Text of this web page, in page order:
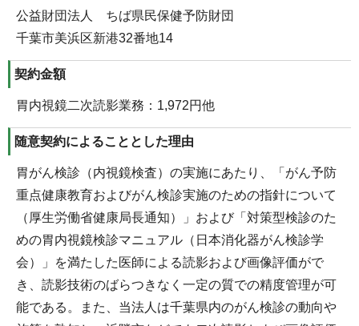
公益財団法人 ちば県民保健予防財団
千葉市美浜区新港32番地14
契約金額
胃内視鏡二次読影業務：1,972円他
随意契約によることとした理由
胃がん検診（内視鏡検査）の実施にあたり、「がん予防
重点健康教育およびがん検診実施のための指針について
（厚生労働省健康局長通知）」および「対策型検診のた
めの胃内視鏡検診マニュアル（日本消化器がん検診学
会）」を満たした医師による読影および画像評価がで
き、読影技術のばらつきなく一定の質での精度管理が可
能である。また、当法人は千葉県内のがん検診の動向や